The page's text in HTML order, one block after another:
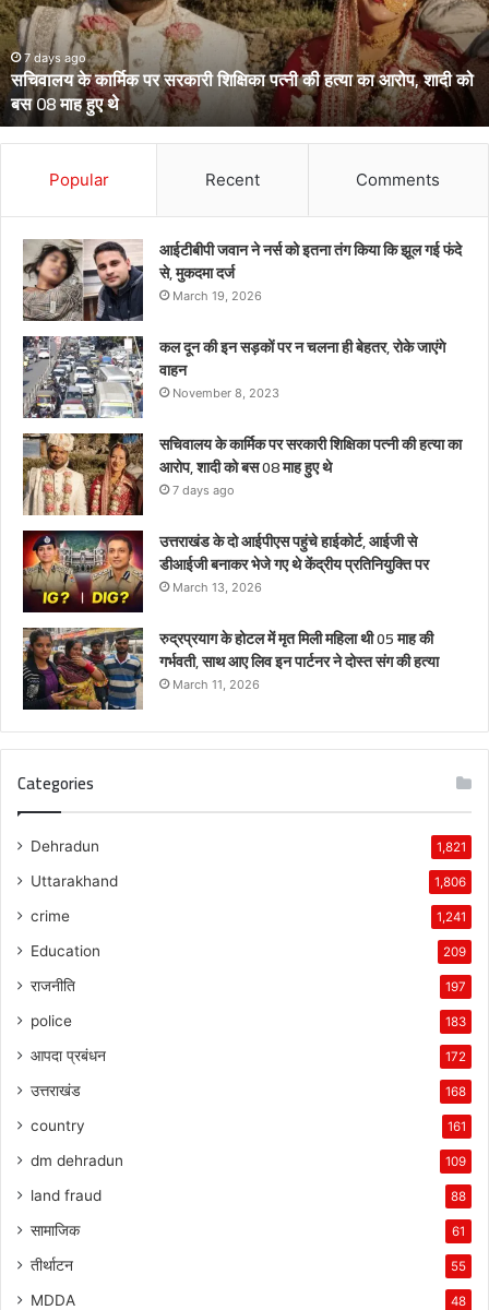
हाईकोर्ट,
आईजी
से
डीआईजी
बनाकर
भेजे
गए
प्रतिनियुक्ति
March 13, 2026
उत्तराखंड के दो आईपीएस पहुंचे हाईकोर्ट, आईजी से डीआईजी बनाकर भेजे गए
थे केंद्रीय प्रतिनियुक्ति पर
Popular Recent Comments
आईटीबीपी जवान ने नर्स को इतना तंग किया कि झूल गई फंदे
से, मुकदमा दर्ज
March 19, 2026
कल दून की इन सड़कों पर न चलना ही बेहतर, रोके जाएंगे
वाहन
November 8, 2023
सचिवालय के कार्मिक पर सरकारी शिक्षिका पत्नी की हत्या का
आरोप, शादी को बस 08 माह हुए थे
7 days ago
उत्तराखंड के दो आईपीएस पहुंचे हाईकोर्ट, आईजी से
डीआईजी बनाकर भेजे गए थे केंद्रीय प्रतिनियुक्ति पर
March 13, 2026
रुद्रप्रयाग के होटल में मृत मिली महिला थी 05 माह की
गर्भवती, साथ आए लिव इन पार्टनर ने दोस्त संग की हत्या
March 11, 2026
Categories
Dehradun 1,821
Uttarakhand 1,806
crime 1,241
Education 209
राजनीति 197
police 183
आपदा प्रबंधन 172
उत्तराखंड 168
country 161
dm dehradun 109
land fraud 88
सामाजिक 61
तीर्थाटन 55
MDDA 48